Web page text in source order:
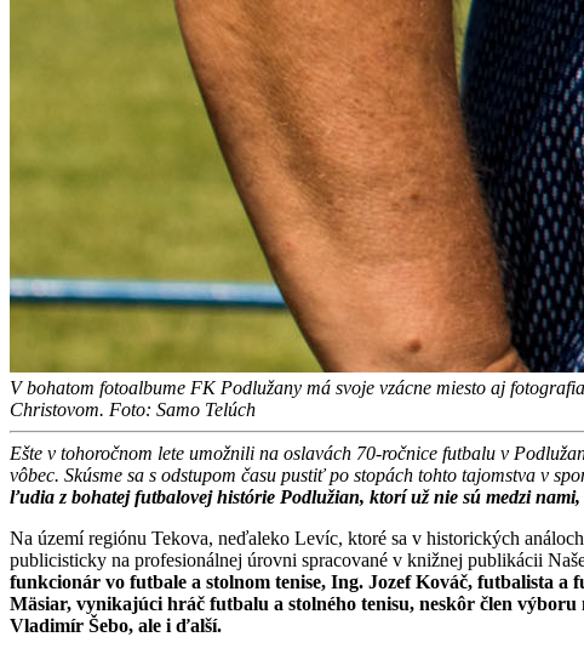
V bohatom fotoalbume FK Podlužany má svoje vzácne miesto aj
Christovom. Foto: Samo Telúch
Ešte v tohoročnom lete umožnili na oslavách 70-ročnice futbalu v
vôbec. Skúsme sa s odstupom času pustiť po stopách tohto tajomstva v
ľudia z bohatej futbalovej histórie Podlužian, ktorí už nie sú medzi
Na území regiónu Tekova, neďaleko Levíc, ktoré sa v historických
publicisticky na profesionálnej úrovni spracované v knižnej publikácii
funkcionár vo futbale a stolnom tenise, Ing. Jozef Kováč, futbalista
Mäsiar, vynikajúci hráč futbalu a stolného tenisu, neskôr člen
Vladimír Šebo, ale i ďalší.